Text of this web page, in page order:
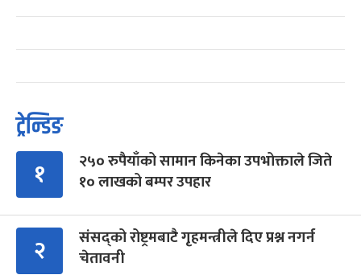
ट्रेन्डिङ
१
२५० रुपैयाँको सामान किनेका उपभोक्ताले जिते
१० लाखको बम्पर उपहार
२
संसद्को रोष्ट्रमबाटै गृहमन्त्रीले दिए प्रश्न नगर्न
चेतावनी